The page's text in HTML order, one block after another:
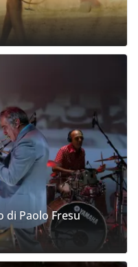
di Paolo Fresu